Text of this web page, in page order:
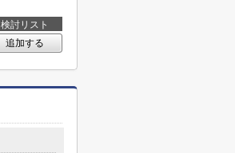
検討リスト
追加する